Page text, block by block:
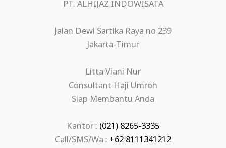
PT. ALHIJAZ INDOWISATA
Jalan Dewi Sartika Raya no 239
Jakarta-Timur
Litta Viani Nur
Consultant Haji Umroh
Siap Membantu Anda
Kantor : (021) 8265-3335
Call/SMS/Wa : +62 8111341212